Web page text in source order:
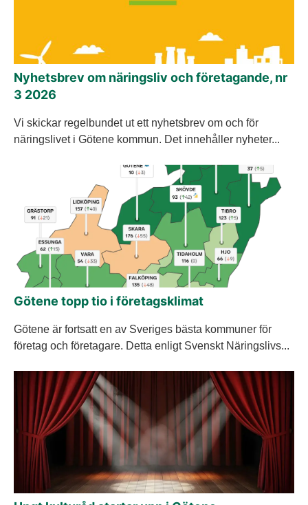
Nyhetsbrev om näringsliv och företagande, nr
3 2026
Vi skickar regelbundet ut ett nyhetsbrev om och för
näringslivet i Götene kommun. Det innehåller nyheter...
Götene topp tio i företagsklimat
Götene är fortsatt en av Sveriges bästa kommuner för
företag och företagare. Detta enligt Svenskt Näringslivs...